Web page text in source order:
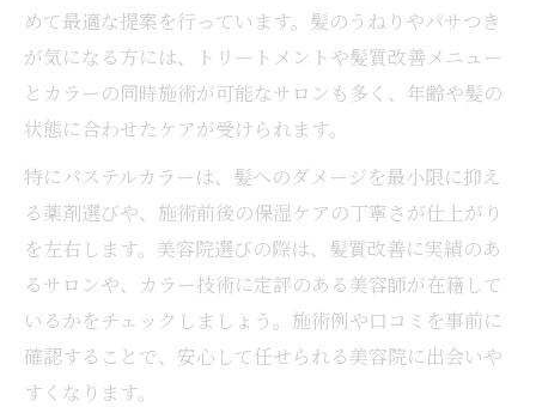
美容院で叶える自分に合ったパステルカラ
ー
髪質改善が叶うパステルカラー体験ガイド
美容院でパステルカラーと髪質改善を両立
体験談から学ぶ美容院のパステルカラー施
術
美容院で実感できる髪質改善の変化とは
パステルカラーを長持ちさせる美容院の工
夫
めて最適な提案を行っています。髪のうねりやパサつき
が気になる方には、トリートメントや髪質改善メニュー
とカラーの同時施術が可能なサロンも多く、年齢や髪の
状態に合わせたケアが受けられます。
特にパステルカラーは、髪へのダメージを最小限に抑え
る薬剤選びや、施術前後の保湿ケアの丁寧さが仕上がり
を左右します。美容院選びの際は、髪質改善に実績のあ
るサロンや、カラー技術に定評のある美容師が在籍して
いるかをチェックしましょう。施術例や口コミを事前に
確認することで、安心して任せられる美容院に出会いや
すくなります。